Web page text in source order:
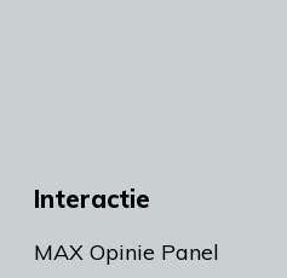
Interactie
MAX Opinie Panel